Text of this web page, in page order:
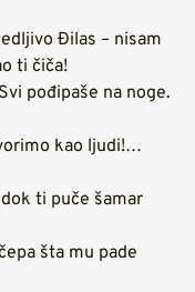
Đilas – nisam
ti čiča!
pođipaše na noge.
kao ljudi!…
ti puče šamar
šta mu pade